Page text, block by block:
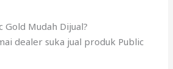
Gold Mudah Dijual?
dealer suka jual produk Public